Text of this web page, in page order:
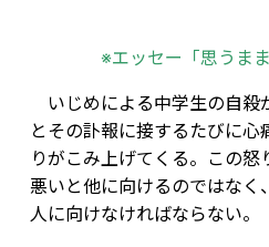
※エッセー「思うま
いじめによる中学生の自殺
とその訃報に接するたびに
りがこみ上げてくる。この
悪いと他に向けるのではなく
人に向けなければならない。